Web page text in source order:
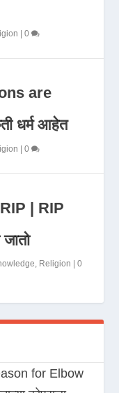
|0
are
धर्म आहेत
|0
| RIP
, Religion |0